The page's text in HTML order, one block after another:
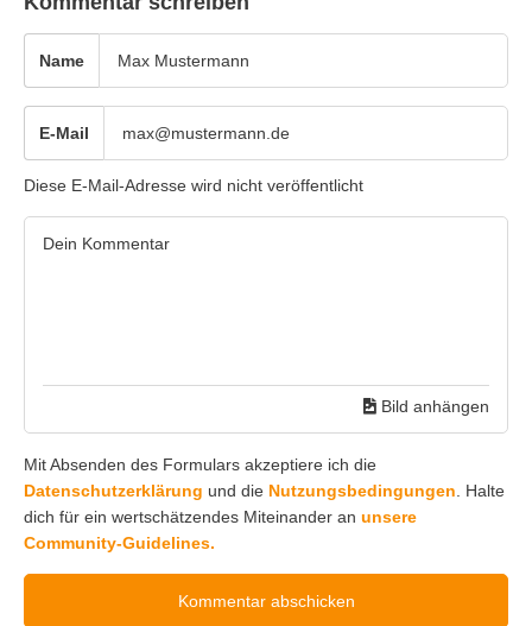
Name
E-Mail
Diese E-Mail-Adresse wird nicht veröffentlicht
Bild anhängen
Mit Absenden des Formulars akzeptiere ich die
Datenschutzerklärung und die Nutzungsbedingungen . Halte
dich für ein wertschätzendes Miteinander an unsere
Community-Guidelines.